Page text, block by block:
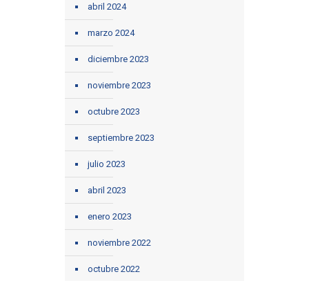
abril 2024
marzo 2024
diciembre 2023
noviembre 2023
octubre 2023
septiembre 2023
julio 2023
abril 2023
enero 2023
noviembre 2022
octubre 2022